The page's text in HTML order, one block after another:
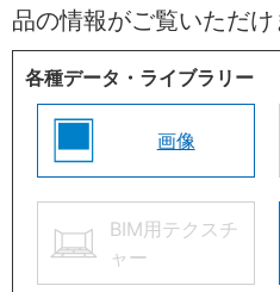
品の情報がご覧いただけ
各種データ・ライブラリー
画像
BIM用テクスチ
ャー